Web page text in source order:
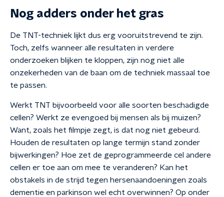
Nog adders onder het gras
De TNT-techniek lijkt dus erg vooruitstrevend te zijn.
Toch, zelfs wanneer alle resultaten in verdere
onderzoeken blijken te kloppen, zijn nog niet alle
onzekerheden van de baan om de techniek massaal toe
te passen.
Werkt TNT bijvoorbeeld voor alle soorten beschadigde
cellen? Werkt ze evengoed bij mensen als bij muizen?
Want, zoals het filmpje zegt, is dat nog niet gebeurd.
Houden de resultaten op lange termijn stand zonder
bijwerkingen? Hoe zet de geprogrammeerde cel andere
cellen er toe aan om mee te veranderen? Kan het
obstakels in de strijd tegen hersenaandoeningen zoals
dementie en parkinson wel echt overwinnen? Op onder